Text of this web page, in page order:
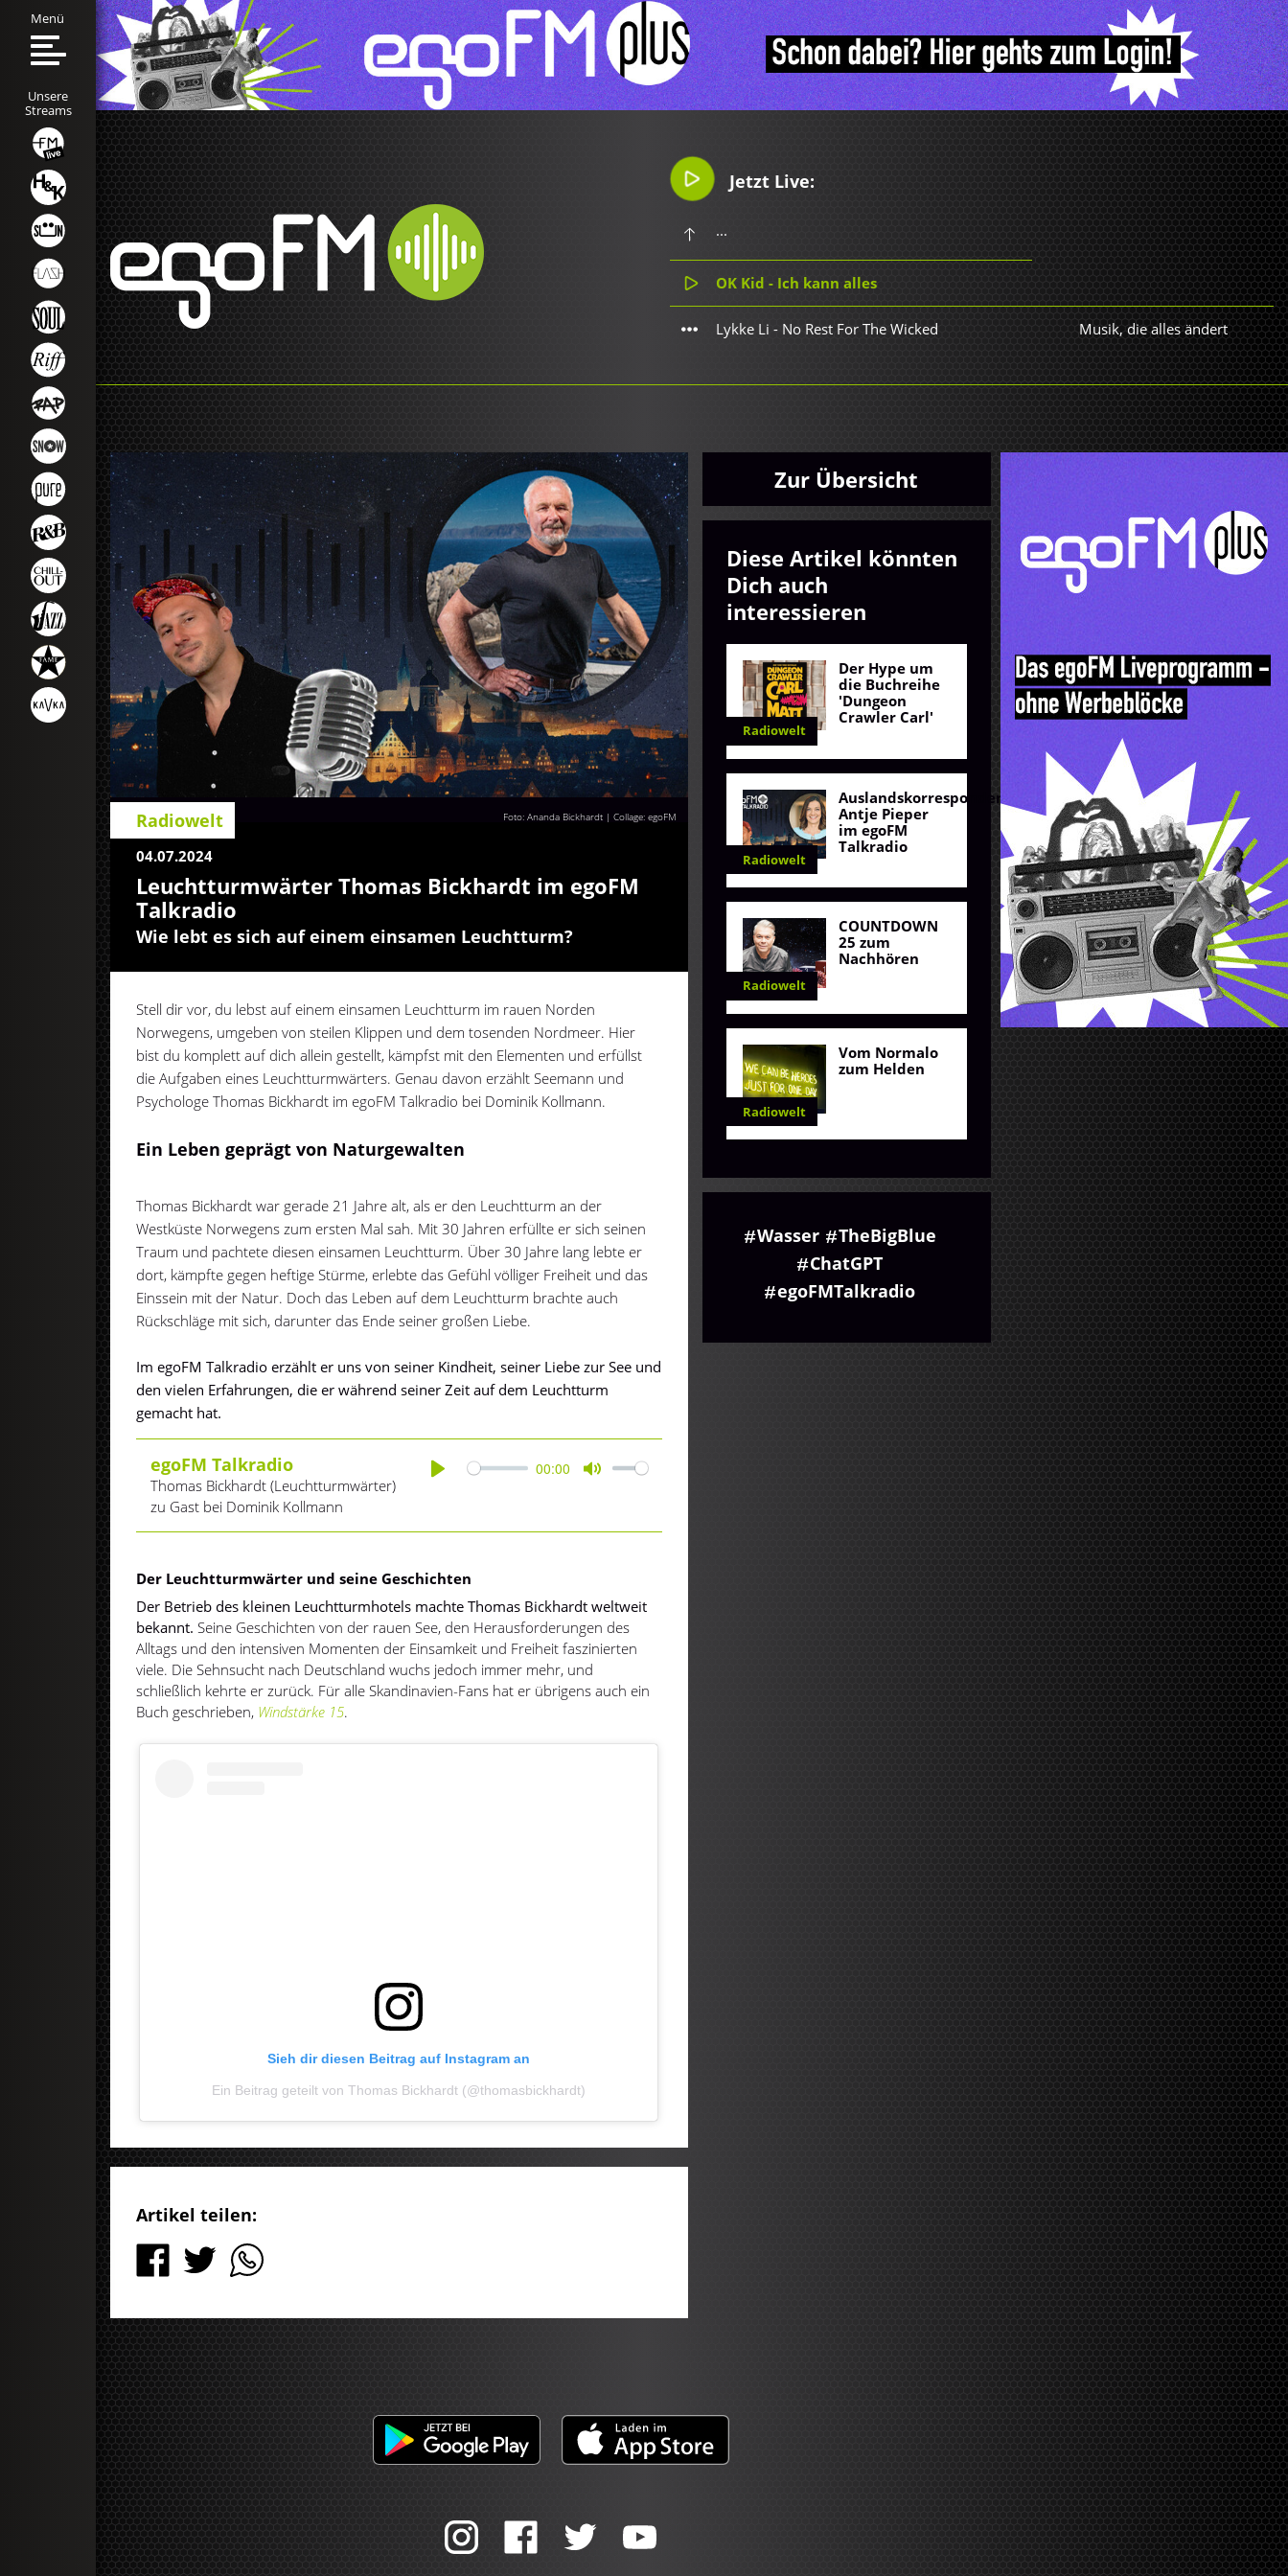
Jetzt Live:
...
OK Kid - Ich kann alles
Lykke Li - No Rest For The Wicked Musik, die alles ändert
Menü
Unsere
Streams
Foto: Ananda Bickhardt | Collage: egoFM
Radiowelt
04.07.2024
Leuchtturmwärter Thomas Bickhardt im egoFM
Talkradio
Wie lebt es sich auf einem einsamen Leuchtturm?
Stell dir vor, du lebst auf einem einsamen Leuchtturm im rauen Norden
Norwegens, umgeben von steilen Klippen und dem tosenden Nordmeer. Hier
bist du komplett auf dich allein gestellt, kämpfst mit den Elementen und erfüllst
die Aufgaben eines Leuchtturmwärters. Genau davon erzählt Seemann und
Psychologe Thomas Bickhardt im egoFM Talkradio bei Dominik Kollmann.
Ein Leben geprägt von Naturgewalten
Thomas Bickhardt war gerade 21 Jahre alt, als er den Leuchtturm an der
Westküste Norwegens zum ersten Mal sah. Mit 30 Jahren erfüllte er sich seinen
Traum und pachtete diesen einsamen Leuchtturm. Über 30 Jahre lang lebte er
dort, kämpfte gegen heftige Stürme, erlebte das Gefühl völliger Freiheit und das
Einssein mit der Natur. Doch das Leben auf dem Leuchtturm brachte auch
Rückschläge mit sich, darunter das Ende seiner großen Liebe.
Im egoFM Talkradio erzählt er uns von seiner Kindheit, seiner Liebe zur See und
den vielen Erfahrungen, die er während seiner Zeit auf dem Leuchtturm
gemacht hat.
egoFM Talkradio
Thomas Bickhardt (Leuchtturmwärter)
zu Gast bei Dominik Kollmann
00:00
Der Leuchtturmwärter und seine Geschichten
Der Betrieb des kleinen Leuchtturmhotels machte Thomas Bickhardt weltweit
bekannt. Seine Geschichten von der rauen See, den Herausforderungen des
Alltags und den intensiven Momenten der Einsamkeit und Freiheit faszinierten
viele. Die Sehnsucht nach Deutschland wuchs jedoch immer mehr, und
schließlich kehrte er zurück. Für alle Skandinavien-Fans hat er übrigens auch ein
Buch geschrieben, Windstärke 15.
Sieh dir diesen Beitrag auf Instagram an
Ein Beitrag geteilt von Thomas Bickhardt (@thomasbickhardt)
Artikel teilen:
Zur Übersicht
Diese Artikel könnten
Dich auch
interessieren
Radiowelt
Der Hype um
die Buchreihe
'Dungeon
Crawler Carl'
Radiowelt
Auslandskorrespondentin
Antje Pieper
im egoFM
Talkradio
Radiowelt
COUNTDOWN
25 zum
Nachhören
Radiowelt
Vom Normalo
zum Helden
Wasser
TheBigBlue
ChatGPT
egoFMTalkradio